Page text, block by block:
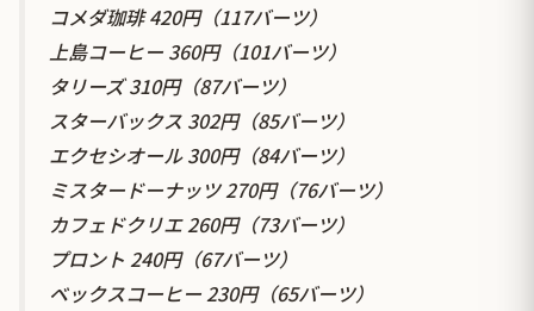
コメダ珈琲 420円（117バーツ）
上島コーヒー 360円（101バーツ）
タリーズ 310円（87バーツ）
スターバックス 302円（85バーツ）
エクセシオール 300円（84バーツ）
ミスタードーナッツ 270円（76バーツ）
カフェドクリエ 260円（73バーツ）
プロント 240円（67バーツ）
ベックスコーヒー 230円（65バーツ）